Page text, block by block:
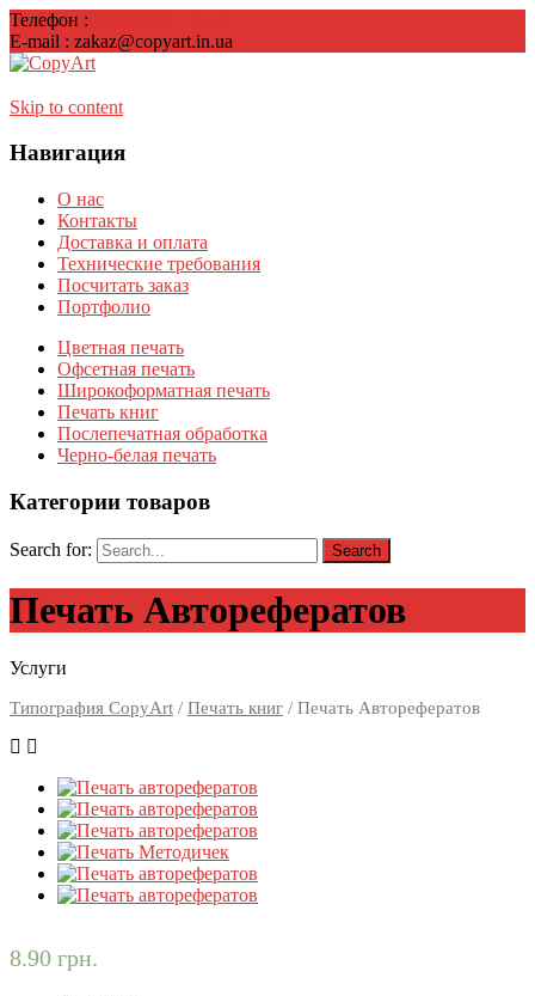
Телефон :
E-mail : zakaz@copyart.in.ua
Skip to content
Навигация
О нас
Контакты
Доставка и оплата
Технические требования
Посчитать заказ
Портфолио
Цветная печать
Офсетная печать
Широкоформатная печать
Печать книг
Послепечатная обработка
Черно-белая печать
Категории товаров
Search for:
Печать Авторефератов
Услуги
Типография CopyArt / Печать книг / Печать Авторефератов
8.90 грн.